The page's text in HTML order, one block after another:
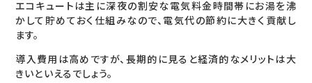
エコキュートは主に深夜の割安な電気料金時間帯にお湯を沸
かして貯めておく仕組みなので、電気代の節約に大きく貢献し
ます。
導入費用は高めですが、長期的に見ると経済的なメリットは大
きいといえるでしょう。